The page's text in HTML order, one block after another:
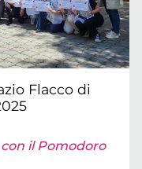
Flacco di
il Pomodoro